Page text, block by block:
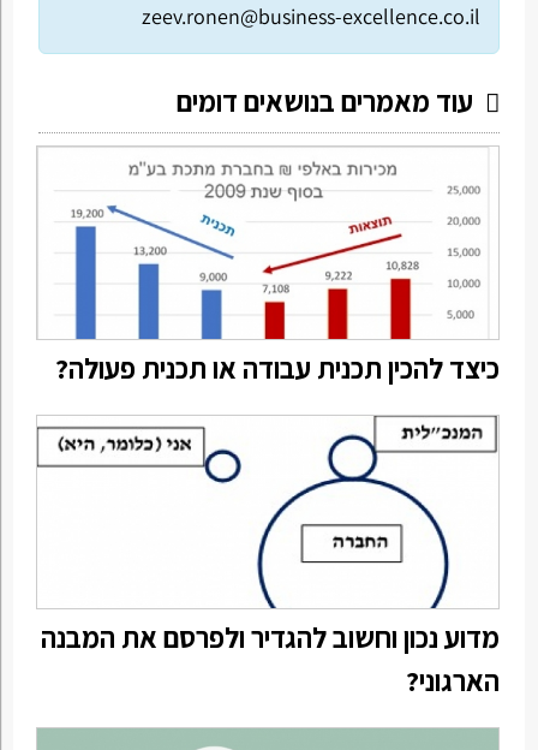
zeev.ronen@business-excellence.co.il
עוד מאמרים בנושאים דומים
כיצד להכין תכנית עבודה או תכנית פעולה?
מדוע נכון וחשוב להגדיר ולפרסם את המבנה
הארגוני?